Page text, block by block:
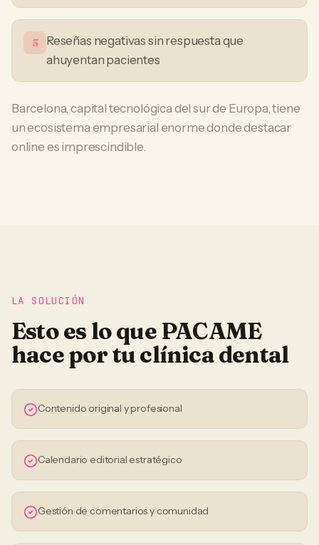
5
Reseñas negativas sin respuesta que
ahuyentan pacientes
Barcelona, capital tecnológica del sur de Europa, tiene
un ecosistema empresarial enorme donde destacar
online es imprescindible.
LA SOLUCIÓN
Esto es lo que PACAME
hace por tuclínica dental
Contenido original y profesional
Calendario editorial estratégico
Gestión de comentarios y comunidad